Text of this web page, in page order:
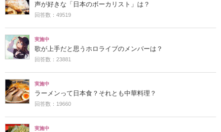
声が好きな「日本のボーカリスト」は？
回答数：49519
実施中
歌が上手だと思うホロライブのメンバーは？
回答数：23881
実施中
ラーメンって日本食？それとも中華料理？
回答数：19660
実施中